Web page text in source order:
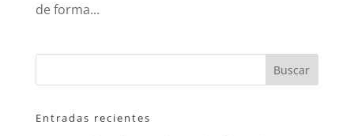
de forma...
Entradas recientes